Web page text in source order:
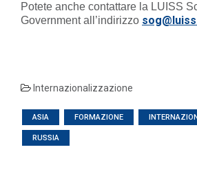
Potete anche contattare la LUISS
Government all’indirizzo
Internazionalizzazione
ASIA FORMAZIONE
RUSSIA